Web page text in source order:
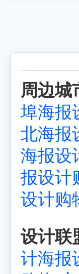
周边城
埠海报
北海报
海报设
报设计
设计购
设计联
计海报